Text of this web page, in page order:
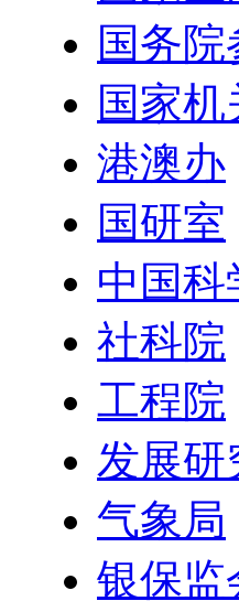
国务院
国家
港澳办
国研室
中国科
社科院
工程院
发展研
气象局
银保监